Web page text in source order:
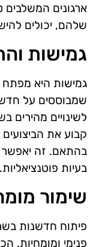
ארגונים המשלבים
שלהם, יכולים
גמישות
גמישות היא מפתח
שמבוססים על
לשינויים מהירים
קבוע את
בהתאם. זה יאפשר
בעיות פוטנציאליות.
שימור
פיתוח חדשנות
פנימי ומומחיות.